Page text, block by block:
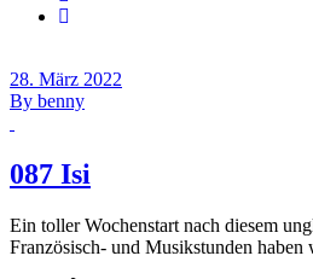
28. März 2022
By benny
087 Isi
Ein toller Wochenstart nach diesem
Französisch- und Musikstunden haben